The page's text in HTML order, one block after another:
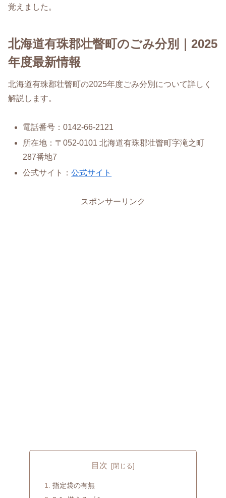
覚えました。
北海道有珠郡壮瞥町のごみ分別｜2025
年度最新情報
北海道有珠郡壮瞥町の2025年度ごみ分別について詳しく
解説します。
電話番号：0142-66-2121
所在地：〒052-0101 北海道有珠郡壮瞥町字滝之町
287番地7
公式サイト：公式サイト
スポンサーリンク
目次
指定袋の有無